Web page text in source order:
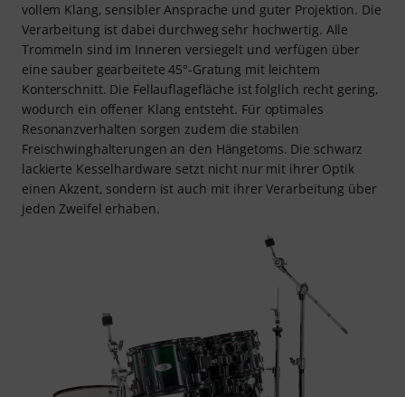
vollem Klang, sensibler Ansprache und guter Projektion. Die
Verarbeitung ist dabei durchweg sehr hochwertig. Alle
Trommeln sind im Inneren versiegelt und verfügen über
eine sauber gearbeitete 45°-Gratung mit leichtem
Konterschnitt. Die Fellauflagefläche ist folglich recht gering,
wodurch ein offener Klang entsteht. Für optimales
Resonanzverhalten sorgen zudem die stabilen
Freischwinghalterungen an den Hängetoms. Die schwarz
lackierte Kesselhardware setzt nicht nur mit ihrer Optik
einen Akzent, sondern ist auch mit ihrer Verarbeitung über
jeden Zweifel erhaben.